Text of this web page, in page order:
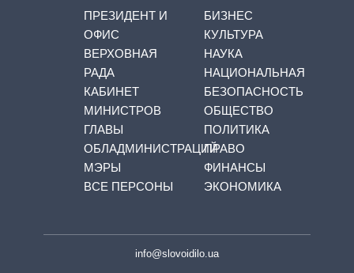
ПРЕЗИДЕНТ И
ОФИС
ВЕРХОВНАЯ
РАДА
КАБИНЕТ
МИНИСТРОВ
ГЛАВЫ
ОБЛАДМИНИСТРАЦИЙ
МЭРЫ
ВСЕ ПЕРСОНЫ
БИЗНЕС
КУЛЬТУРА
НАУКА
НАЦИОНАЛЬНАЯ
БЕЗОПАСНОСТЬ
ОБЩЕСТВО
ПОЛИТИКА
ПРАВО
ФИНАНСЫ
ЭКОНОМИКА
info@slovoidilo.ua